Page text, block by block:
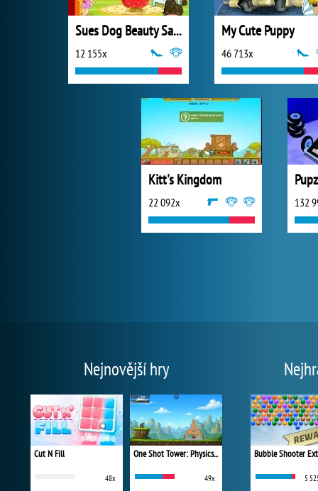
Sues Dog Beauty Salon
12 155x
My Cute Puppy
46 713x
Kitt's Kingdom
22 092x 132
Nejnovější hry
Cut N Fill
48x
One Shot Tower: Physics Destroyer
49x
Bubble Shooter
5